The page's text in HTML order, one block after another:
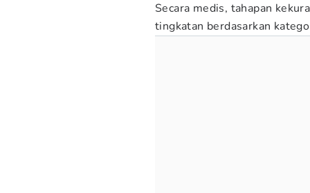
Secara medis, tahapan
tingkatan berdasarkan